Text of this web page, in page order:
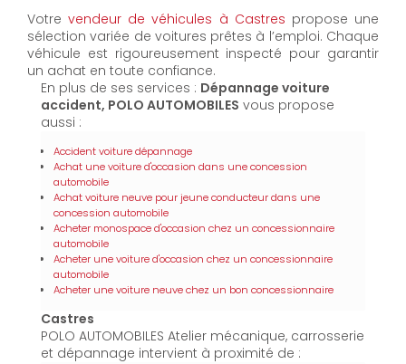
Votrevendeur de véhicules à Castres propose une
sélection variée de voitures prêtes à l’emploi. Chaque
véhicule est rigoureusement inspecté pour garantir
un achat en toute confiance.
En plus de ses services : Dépannage voiture
accident, POLO AUTOMOBILES vous propose
aussi :
Accident voiture dépannage
Achat une voiture d'occasion dans une concession
automobile
Achat voiture neuve pour jeune conducteur dans une
concession automobile
Acheter monospace d'occasion chez un concessionnaire
automobile
Acheter une voiture d'occasion chez un concessionnaire
automobile
Acheter une voiture neuve chez un bon concessionnaire
Castres
POLO AUTOMOBILES Atelier mécanique, carrosserie
et dépannage intervient à proximité de :